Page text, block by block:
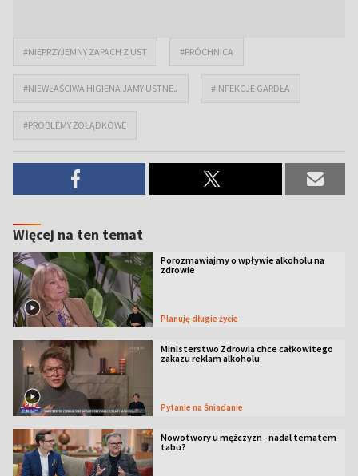
#NIEPRZYJEMNY ZAPACH Z UST #PRÓCHNICA
#NIEWŁAŚCIWA HIGIENA JAMY USTNEJ #INFEKCJE GARDŁA
#PROBLEMY ŻOŁĄDKOWE
Więcej na ten temat
Porozmawiajmy o wpływie alkoholu na
zdrowie
Planuję długie życie
Ministerstwo Zdrowia chce całkowitego
zakazu reklam alkoholu
Pytanie na Śniadanie
Nowotwory u mężczyzn - nadal tematem
tabu?